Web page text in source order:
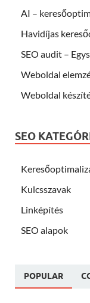
AI –
Havidíjas
SEO audit –
Weboldal
Weboldal
SEO
Kulcsszavak
Linképítés
SEO alapok
POPULAR